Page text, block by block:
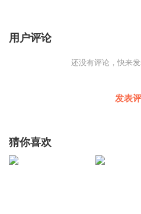
用户评论
还没有评论，快来发
发表
猜你喜欢